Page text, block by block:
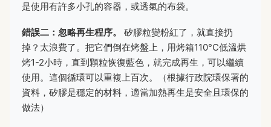
是使用有許多小孔的容器，或透氣的布袋。
錯誤二：忽略再生程序。
矽膠粒變粉紅了，就直接扔
掉？太浪費了。把它們倒在烤盤上，用烤箱110°C低溫烘
烤1-2小時，直到顆粒恢復藍色，就完成再生，可以繼續
使用。這個循環可以重複上百次。（根據行政院環保署的
資料，矽膠是穩定的材料，適當加熱再生是安全且環保的
做法）